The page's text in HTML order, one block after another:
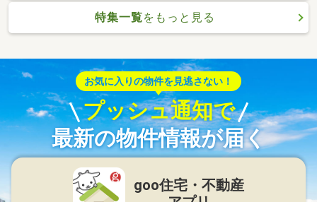
特集一覧をもっと見る
お気に入りの物件を見逃さない！
プッシュ通知で
最新の物件情報が届く
goo住宅・不動産